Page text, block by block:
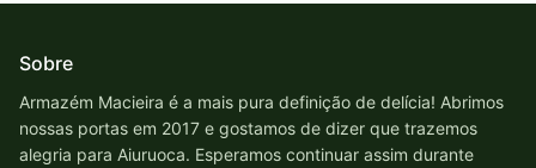
Sobre
Armazém Macieira é a mais pura definição de delícia! Abrimos
nossas portas em 2017 e gostamos de dizer que trazemos
alegria para Aiuruoca. Esperamos continuar assim durante